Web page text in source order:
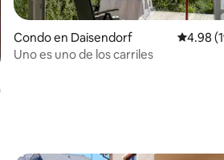
4.96 de 5, 279 reseñas
Condo en Daisendorf
4.98
Uno es uno de los carriles